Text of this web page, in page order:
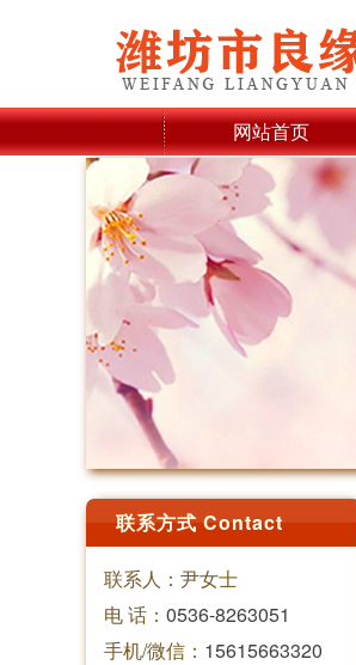
网站首页
联系方式 Contact
联系人：尹女士
电 话： 0536-8263051
手机/微信： 15615663320